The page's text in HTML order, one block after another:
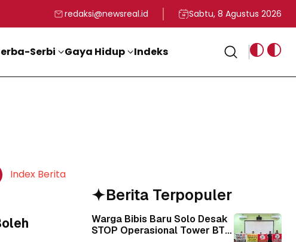
HUT ke-81 Kemerdekaan RI
MBG, Kadin Apresiasi Kepemimpinan Presiden Prabowo yang
Staf Khusus Menag RI
redaksi@newsreal.id Sabtu, 8 Agustus 2026
Serbi Gaya Hidup Indeks
Index Berita
Berita Terpopuler
Warga Bibis Baru Solo Desak
STOP Operasional Tower BTS,